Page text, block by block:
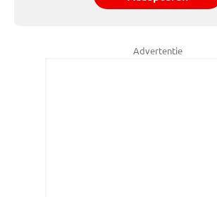
Advertentie